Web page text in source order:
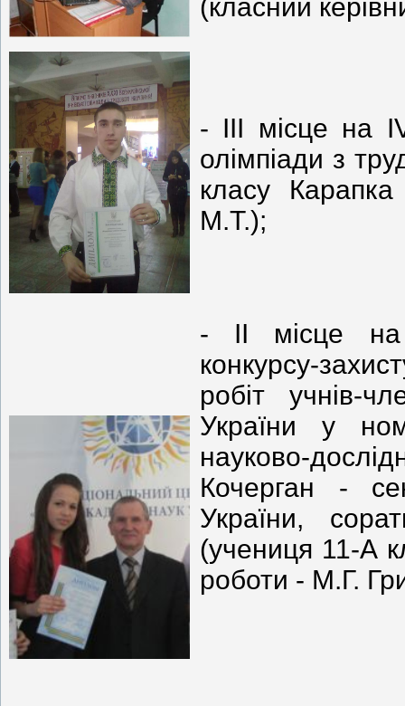
(класний
- ІІІ місце на
олімпіади з
класу
М.Т.);
- ІІ місце на
конкурсу-
робіт учнів-
України у
науково-
Кочерган -
України,
(учениця 11-А
роботи - М.Г.